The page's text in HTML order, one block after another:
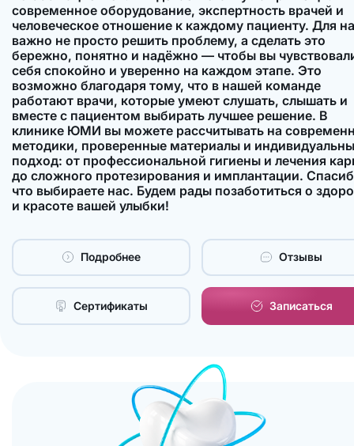
современное оборудование, экспертность врачей и
человеческое отношение к каждому пациенту. Для
важно не просто решить проблему, а сделать это
бережно, понятно и надёжно — чтобы вы
себя спокойно и уверенно на каждом этапе. Это
возможно благодаря тому, что в нашей команде
работают врачи, которые умеют слушать, слышать и
вместе с пациентом выбирать лучшее решение. В
клинике ЮМИ вы можете рассчитывать на
методики, проверенные материалы и
подход: от профессиональной гигиены и лечения
до сложного протезирования и имплантации.
что выбираете нас. Будем рады позаботиться о
и красоте вашей улыбки!
Подробнее Отзывы
Сертификаты Записаться